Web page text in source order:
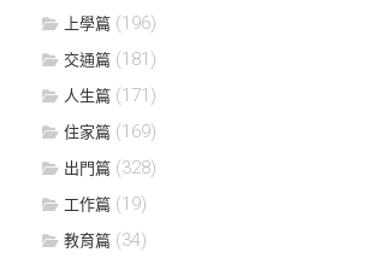
上學篇 (196)
交通篇 (181)
人生篇 (171)
住家篇 (169)
出門篇 (328)
工作篇 (19)
教育篇 (34)